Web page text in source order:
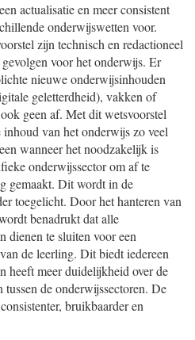
actualisatie en meer consistent
onderwijswetten voor.
zijn technisch en redactioneel
voor het onderwijs. Er
nieuwe onderwijsinhouden
geletterdheid), vakken of
geen af. Met dit wetsvoorstel
van het onderwijs zo veel
wanneer het noodzakelijk is
onderwijssector om af te
gemaakt. Dit wordt in de
toegelicht. Door het hanteren van
benadrukt dat alle
dienen te sluiten voor een
de leerling. Dit biedt iedereen
heeft meer duidelijkheid over de
tussen de onderwijssectoren. De
bruikbaarder en